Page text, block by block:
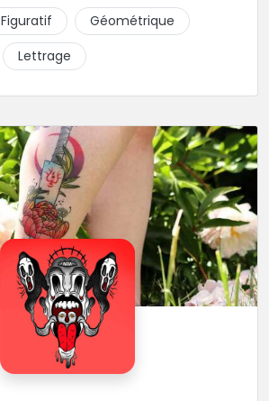
montagne ! Elle maîtrise les
de noir. N’hésitez pas à la
soumettre votre projet.
Figuratif
Géométrique
Lettrage